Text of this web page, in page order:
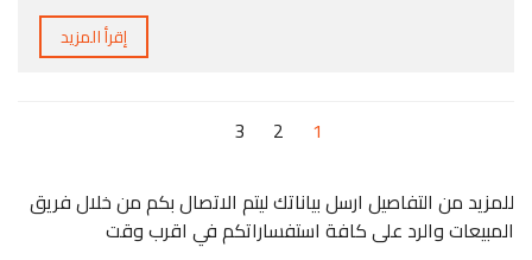
إقرأ المزيد
1
2
3
للمزيد من التفاصيل ارسل بياناتك ليتم الاتصال بكم من خلال فريق
المبيعات والرد على كافة استفساراتكم في اقرب وقت